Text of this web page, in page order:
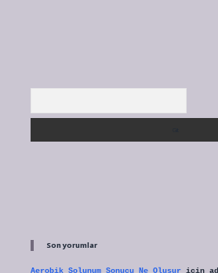
Son yorumlar
Aerobik Solunum Sonucu Ne Oluşuriçin